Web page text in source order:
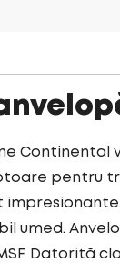
Continental
pentru
umed.
Datorită